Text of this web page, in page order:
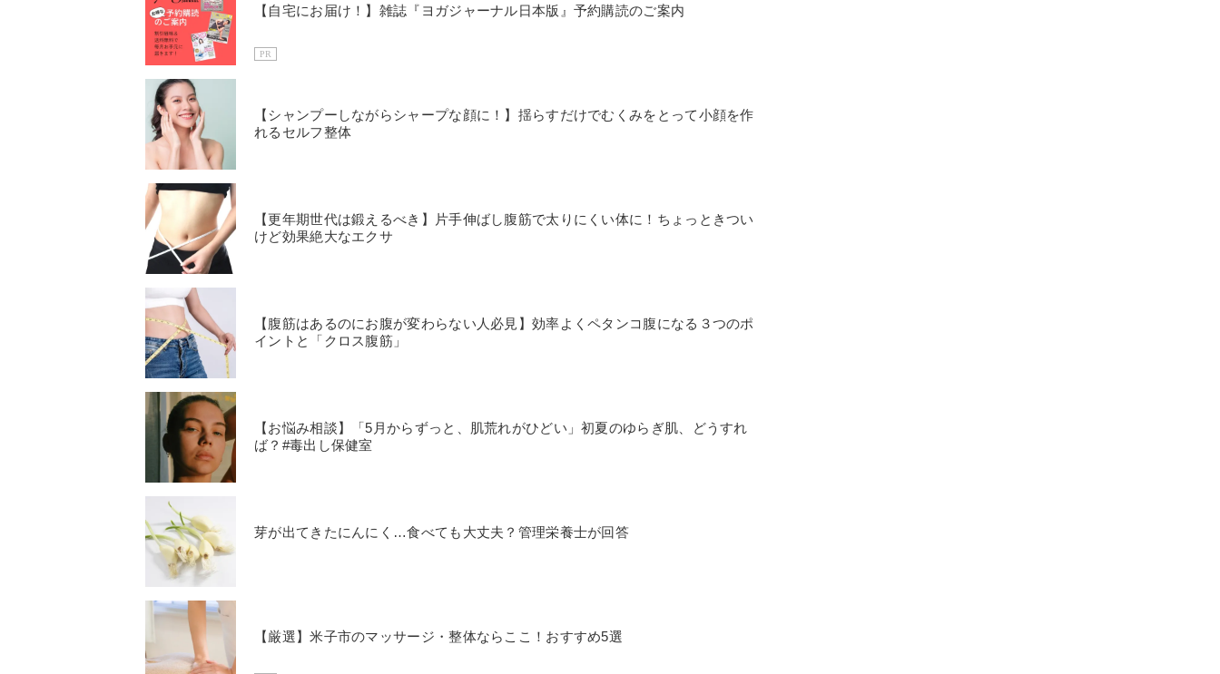
【自宅にお届け！】雑誌『ヨガジャーナル日本版』予約購読のご案内
PR
【シャンプーしながらシャープな顔に！】揺らすだけでむくみをとって小顔を作
れるセルフ整体
【更年期世代は鍛えるべき】片手伸ばし腹筋で太りにくい体に！ちょっときつい
けど効果絶大なエクサ
【腹筋はあるのにお腹が変わらない人必見】効率よくペタンコ腹になる３つのポ
イントと「クロス腹筋」
【お悩み相談】「5月からずっと、肌荒れがひどい」初夏のゆらぎ肌、どうすれ
ば？#毒出し保健室
芽が出てきたにんにく…食べても大丈夫？管理栄養士が回答
【厳選】米子市のマッサージ・整体ならここ！おすすめ5選